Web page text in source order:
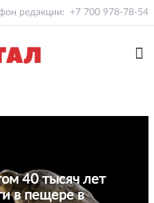
редакции: +7 700 978-78-54
40 тысяч лет
в пещере в